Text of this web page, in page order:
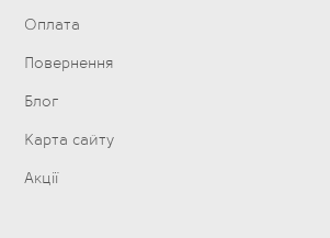
чинників:
готуєте.
Оплата
Повернення
Блог
Карта сайту
Акції